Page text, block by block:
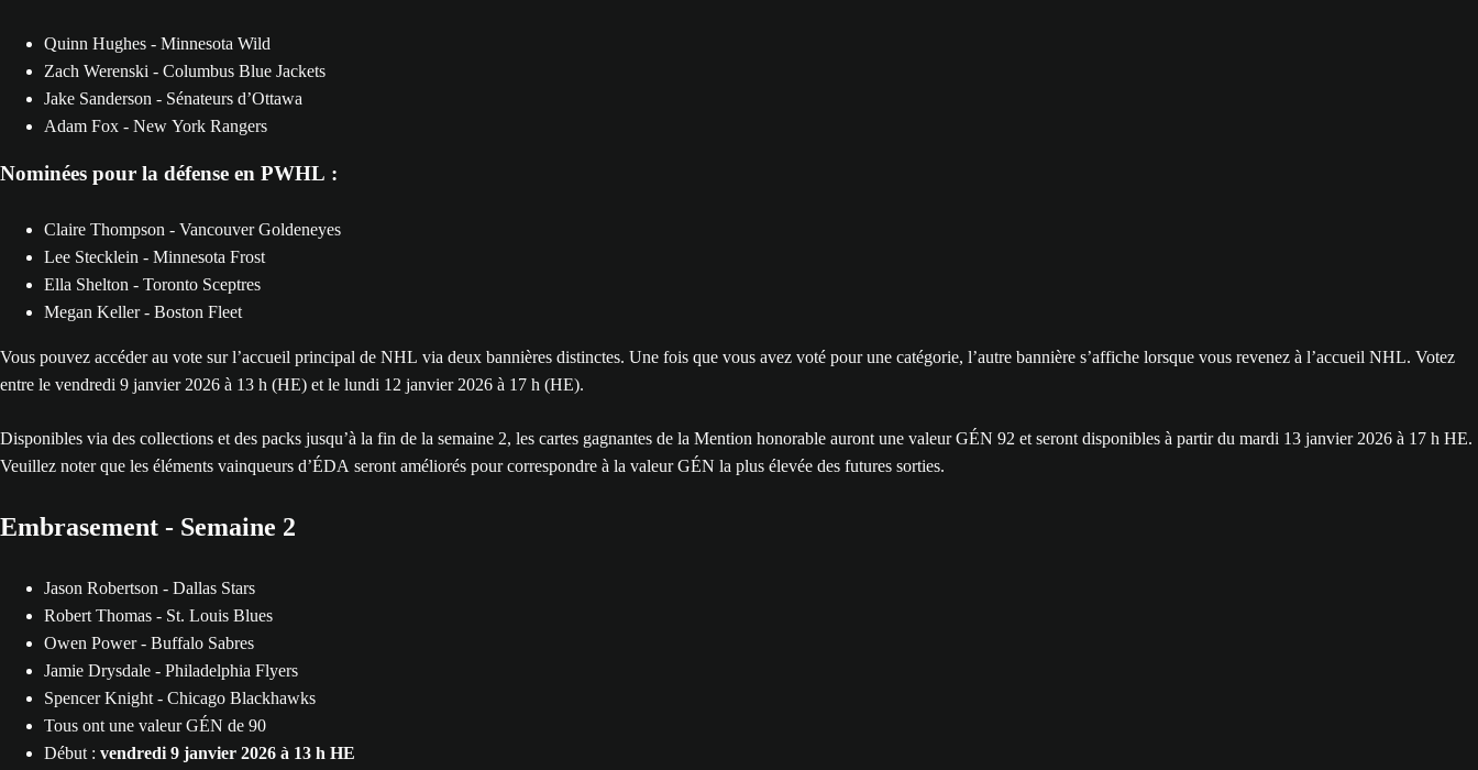
Quinn Hughes - Minnesota Wild
Zach Werenski - Columbus Blue Jackets
Jake Sanderson - Sénateurs d’Ottawa
Adam Fox - New York Rangers
Nominées pour la défense en PWHL :
Claire Thompson - Vancouver Goldeneyes
Lee Stecklein - Minnesota Frost
Ella Shelton - Toronto Sceptres
Megan Keller - Boston Fleet
Vous pouvez accéder au vote sur l’accueil principal de NHL via deux bannières distinctes. Une fois que vous avez voté pour une catégorie, l’autre bannière s’affiche lorsque vous revenez à l’accueil NHL. Votez
entre le vendredi 9 janvier 2026 à 13 h (HE) et le lundi 12 janvier 2026 à 17 h (HE).
Disponibles via des collections et des packs jusqu’à la fin de la semaine 2, les cartes gagnantes de la Mention honorable auront une valeur GÉN 92 et seront disponibles à partir du mardi 13 janvier 2026 à 17 h HE.
Veuillez noter que les éléments vainqueurs d’ÉDA seront améliorés pour correspondre à la valeur GÉN la plus élevée des futures sorties.
Embrasement - Semaine 2
Jason Robertson - Dallas Stars
Robert Thomas - St. Louis Blues
Owen Power - Buffalo Sabres
Jamie Drysdale - Philadelphia Flyers
Spencer Knight - Chicago Blackhawks
Tous ont une valeur GÉN de 90
Début : vendredi 9 janvier 2026 à 13 h HE